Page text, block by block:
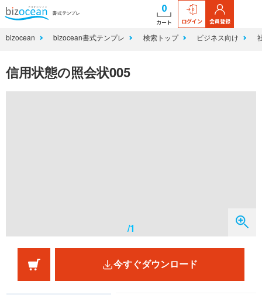
0
カート ログイン 会員登録
bizocean bizocean書式テンプレ 検索トップ ビジネス向け
信用状態の照会状005
/1
今すぐダウンロード